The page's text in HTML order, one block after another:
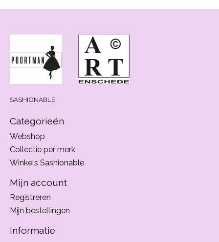
SASHIONABLE
Categorieën
Webshop
Collectie per merk
Winkels Sashionable
Mijn account
Registreren
Mijn bestellingen
Informatie